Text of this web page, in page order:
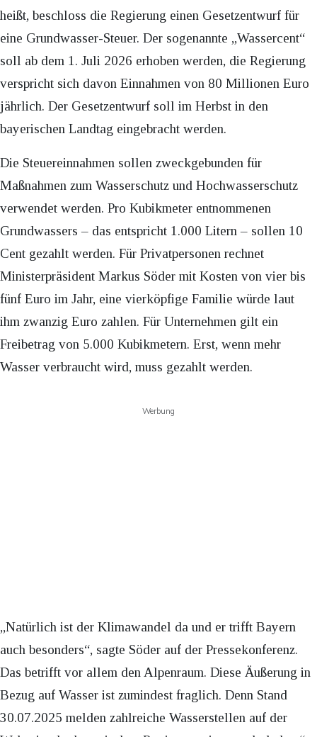
heißt, beschloss die Regierung einen Gesetzentwurf für
eine Grundwasser-Steuer. Der sogenannte „Wassercent“
soll ab dem 1. Juli 2026 erhoben werden, die Regierung
verspricht sich davon Einnahmen von 80 Millionen Euro
jährlich. Der Gesetzentwurf soll im Herbst in den
bayerischen Landtag eingebracht werden.
Die Steuereinnahmen sollen zweckgebunden für
Maßnahmen zum Wasserschutz und Hochwasserschutz
verwendet werden. Pro Kubikmeter entnommenen
Grundwassers – das entspricht 1.000 Litern – sollen 10
Cent gezahlt werden. Für Privatpersonen rechnet
Ministerpräsident Markus Söder mit Kosten von vier bis
fünf Euro im Jahr, eine vierköpfige Familie würde laut
ihm zwanzig Euro zahlen. Für Unternehmen gilt ein
Freibetrag von 5.000 Kubikmetern. Erst, wenn mehr
Wasser verbraucht wird, muss gezahlt werden.
Werbung
„Natürlich ist der Klimawandel da und er trifft Bayern
auch besonders“, sagte Söder auf der Pressekonferenz.
Das betrifft vor allem den Alpenraum. Diese Äußerung in
Bezug auf Wasser ist zumindest fraglich. Denn Stand
30.07.2025 melden zahlreiche Wasserstellen auf der